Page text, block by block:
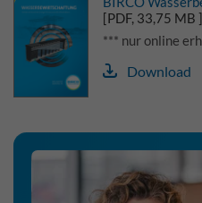
[PDF, 33,75 MB ]
*** nur online
Download